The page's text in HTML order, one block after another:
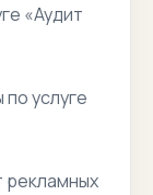
«Аудит
услуге
рекламных